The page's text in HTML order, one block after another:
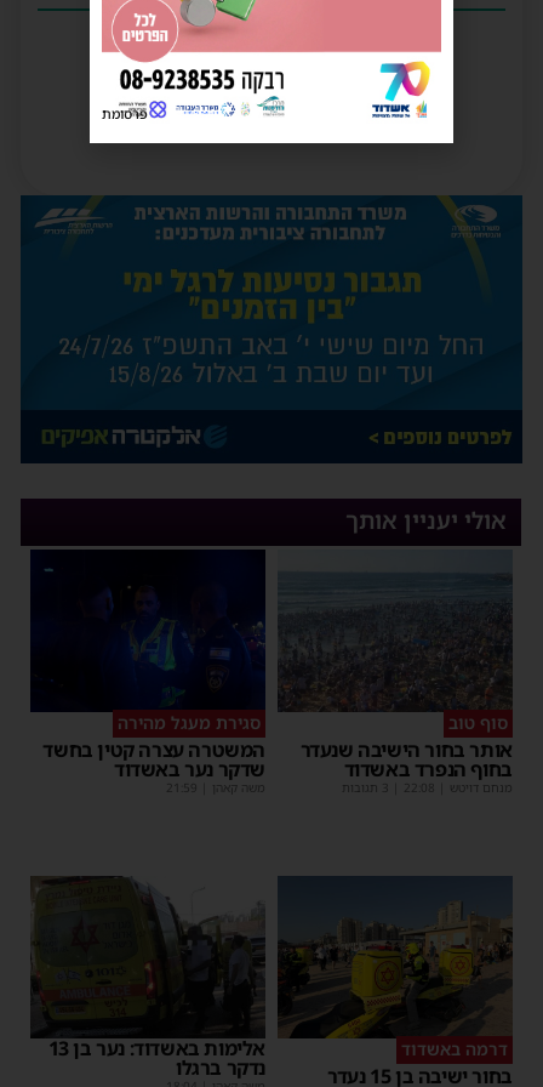
אולי יעניין אותך
סוף טוב
אותר בחור הישיבה שנעדר
בחוף הנפרד באשדוד
מנחם דויטש 22:08
סגירת מעגל מהירה
המשטרה עצרה קטין בחשד
שדקר נער באשדוד
משה קאהן 21:59
דרמה באשדוד
בחור ישיבה בן 15 נעדר
אלימות באשדוד: נער בן 13
נדקר ברגלו
פרסומת